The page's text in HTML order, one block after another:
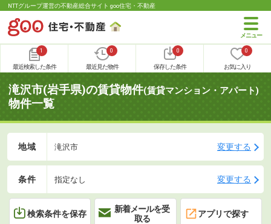
NTTグループ運営の不動産総合サイト goo住宅・不動産
1
最近検索した条件
0
最近見た物件
0
保存した条件
0
お気に入り
滝沢市(岩手県)の賃貸物件(賃貸マンション・アパート)
物件一覧
地域 滝沢市 変更する
条件 指定なし 変更する
検索条件を保存
新着メールを受
取る
アプリで探す